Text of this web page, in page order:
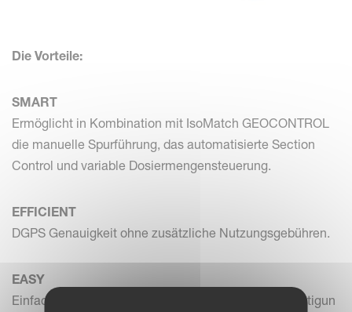
Die Vorteile:
SMART
Ermöglicht in Kombination mit IsoMatch GEOCONTROL
die manuelle Spurführung, das automatisierte Section
Control und variable Dosiermengensteuerung.
EFFICIENT
DGPS Genauigkeit ohne zusätzliche Nutzungsgebühren.
EASY
Einfach zu befestigen mit einer magnetischen Befestigun